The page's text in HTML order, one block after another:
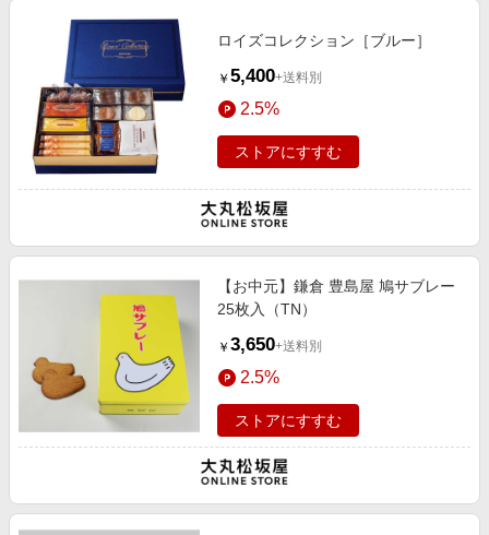
ロイズコレクション［ブルー］
￥ 5,400+送料別
2.5%
ストアにすすむ
【お中元】鎌倉 豊島屋 鳩サブレー
25枚入（TN）
￥ 3,650+送料別
2.5%
ストアにすすむ